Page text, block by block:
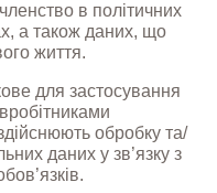
в політичних
а також даних, що
життя.
для застосування
обробку та/
даних у зв’язку з